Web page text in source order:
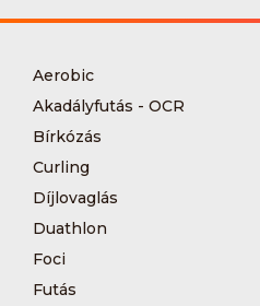
Aerobic
Akadályfutás - OCR
Bírkózás
Curling
Díjlovaglás
Duathlon
Foci
Futás